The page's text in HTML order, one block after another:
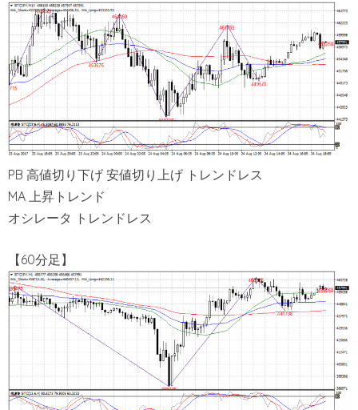
PB 高値切り下げ 安値切り上げ トレンドレス
MA 上昇トレンド
オシレータ トレンドレス
【60分足】